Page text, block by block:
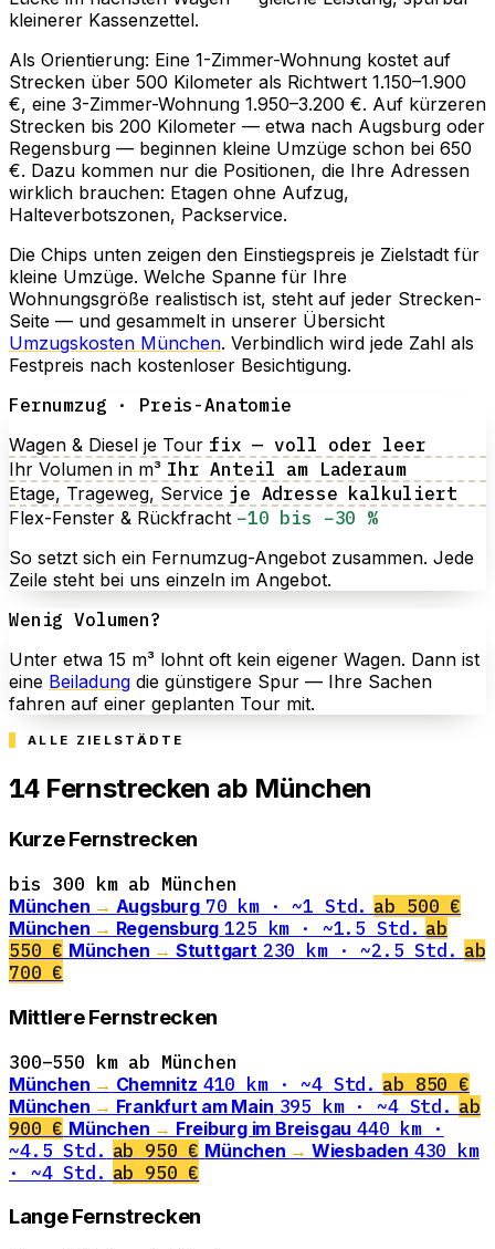
kleinerer Kassenzettel.
Als Orientierung: Eine 1-Zimmer-Wohnung kostet auf
Strecken über 500 Kilometer als Richtwert 1.150–1.900
€, eine 3-Zimmer-Wohnung 1.950–3.200 €. Auf kürzeren
Strecken bis 200 Kilometer — etwa nach Augsburg oder
Regensburg — beginnen kleine Umzüge schon bei 650
€. Dazu kommen nur die Positionen, die Ihre Adressen
wirklich brauchen: Etagen ohne Aufzug,
Halteverbotszonen, Packservice.
Die Chips unten zeigen den Einstiegspreis je Zielstadt für
kleine Umzüge. Welche Spanne für Ihre
Wohnungsgröße realistisch ist, steht auf jeder Strecken-
Seite — und gesammelt in unserer Übersicht
Umzugskosten München. Verbindlich wird jede Zahl als
Festpreis nach kostenloser Besichtigung.
Fernumzug · Preis-Anatomie
Wagen & Diesel je Tour fix — voll oder leer
Ihr Volumen in m³ Ihr Anteil am Laderaum
Etage, Trageweg, Service je Adresse kalkuliert
Flex-Fenster & Rückfracht −10 bis −30 %
So setzt sich ein Fernumzug-Angebot zusammen. Jede
Zeile steht bei uns einzeln im Angebot.
Wenig Volumen?
Unter etwa 15 m³ lohnt oft kein eigener Wagen. Dann ist
eine Beiladung die günstigere Spur — Ihre Sachen
fahren auf einer geplanten Tour mit.
ALLE ZIELSTÄDTE
14Fernstrecken ab München
Kurze Fernstrecken
bis 300 km ab München
München → Augsburg 70 km · ~1 Std. ab 500 €
München → Regensburg 125 km · ~1.5 Std. ab
550 € München → Stuttgart 230 km · ~2.5 Std. ab
700 €
Mittlere Fernstrecken
300–550 km ab München
München → Chemnitz 410 km · ~4 Std. ab 850 €
München → Frankfurt am Main 395 km · ~4 Std. ab
900 € München → Freiburg im Breisgau 440 km ·
~4.5 Std. ab 950 € München → Wiesbaden 430 km
· ~4 Std. ab 950 €
Lange Fernstrecken